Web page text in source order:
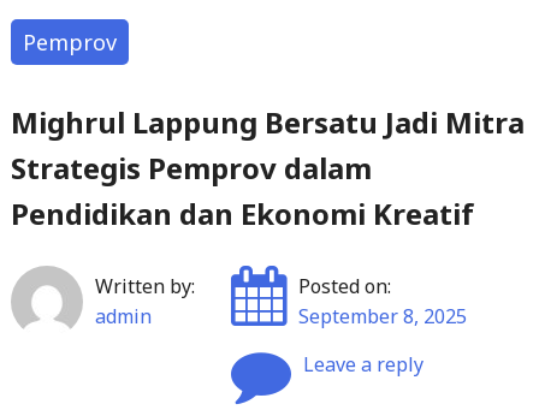
Pemprov
Mighrul Lappung Bersatu Jadi Mitra
Strategis Pemprov dalam
Pendidikan dan Ekonomi Kreatif
Written by:
admin
Posted on:
September 8, 2025
Leave a reply